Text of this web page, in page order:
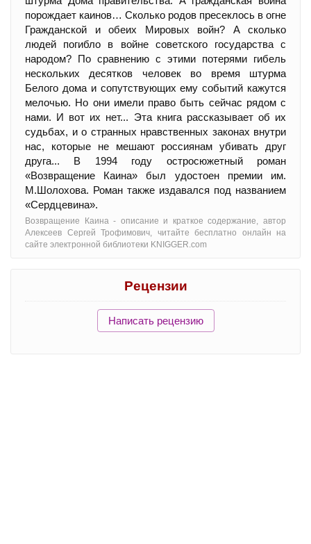
порождает каинов… Сколько родов пресеклось в огне
Гражданской и обеих Мировых войн? А сколько
людей погибло в войне советского государства с
народом? По сравнению с этими потерями гибель
нескольких десятков человек во время штурма
Белого дома и сопутствующих ему событий кажутся
мелочью. Но они имели право быть сейчас рядом с
нами. И вот их нет... Эта книга рассказывает об их
судьбах, и о странных нравственных законах внутри
нас, которые не мешают россиянам убивать друг
друга... В 1994 году остросюжетный роман
«Возвращение Каина» был удостоен премии им.
М.Шолохова. Роман также издавался под названием
«Сердцевина».
Возвращение Каина - oписание и краткое содержание, автор
Алексеев Сергей Трофимович, читайте бесплатно онлайн на
сайте электронной библиотеки KNIGGER.com
Рецензии
Написать рецензию